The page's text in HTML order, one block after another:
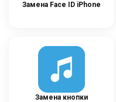
Замена Face ID iPhone
Замена кнопки